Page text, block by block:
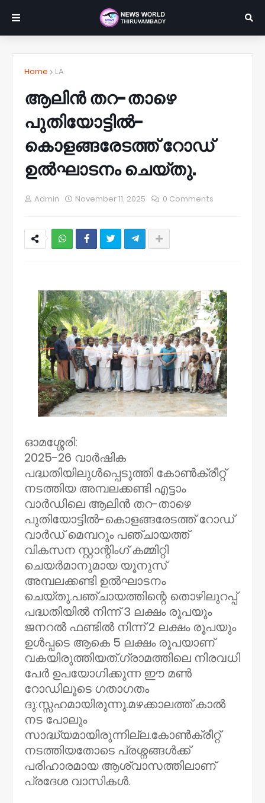
Home LA
ആലിൻ തറ-താഴെ
പുതിയോട്ടിൽ-
കൊളങ്ങരേടത്ത്‌ റോഡ്‌
ഉൽഘാടനം ചെയ്തു.
Admin November 11, 2025 0 Comments
ഓമശ്ശേരി:
2025-26 വാർഷിക
പദ്ധതിയിലുൾപ്പെടുത്തി കോൺക്രീറ്റ്‌
നടത്തിയ അമ്പലക്കണ്ടി എട്ടാം
വാർഡിലെ ആലിൻ തറ-താഴെ
പുതിയോട്ടിൽ-കൊളങ്ങരേടത്ത്‌ റോഡ്‌
വാർഡ്‌ മെമ്പറും പഞ്ചായത്ത്‌
വികസന സ്റ്റാന്റിംഗ്‌ കമ്മിറ്റി
ചെയർമാനുമായ യൂനുസ്‌
അമ്പലക്കണ്ടി ഉൽഘാടനം
ചെയ്തു.പഞ്ചായത്തിന്റെ തൊഴിലുറപ്പ്‌
പദ്ധതിയിൽ നിന്ന് 3 ലക്ഷം രൂപയും
ജനറൽ ഫണ്ടിൽ നിന്ന് 2 ലക്ഷം രൂപയും
ഉൾപ്പടെ ആകെ 5 ലക്ഷം രൂപയാണ്‌
വകയിരുത്തിയത്‌.ഗ്രാമത്തിലെ നിരവധി
പേർ ഉപയോഗിക്കുന്ന ഈ മൺ
റോഡിലൂടെ ഗതാഗതം
ദു:സ്സഹമായിരുന്നു.മഴക്കാലത്ത്‌ കാൽ
നട പോലും
സാദ്ധ്യമായിരുന്നില്ല.കോൺക്രീറ്റ്‌
നടത്തിയതോടെ പ്രശ്നങ്ങൾക്ക്‌
പരിഹാരമായ ആശ്വാസത്തിലാണ്‌
പ്രദേശ വാസികൾ.